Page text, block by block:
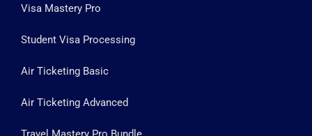
Visa Mastery Pro
Student Visa Processing
Air Ticketing Basic
Air Ticketing Advanced